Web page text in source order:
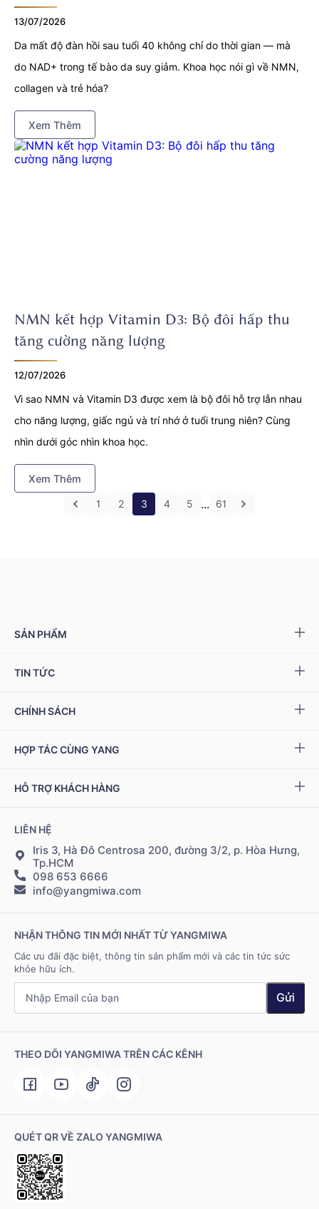
13/07/2026
Da mất độ đàn hồi sau tuổi 40 không chỉ do thời gian — mà
do NAD+ trong tế bào da suy giảm. Khoa học nói gì về NMN,
collagen và trẻ hóa?
Xem Thêm
NMN kết hợp Vitamin D3: Bộ đôi hấp thu
tăng cường năng lượng
12/07/2026
Vì sao NMN và Vitamin D3 được xem là bộ đôi hỗ trợ lẫn nhau
cho năng lượng, giấc ngủ và trí nhớ ở tuổi trung niên? Cùng
nhìn dưới góc nhìn khoa học.
Xem Thêm
1 2 3 4 5 ... 61
SẢN PHẨM
Yang NMN™ 15000 mg
Ziptamin
Bộ kiểm tra NAD +
TIN TỨC
Sự kiện & Ưu đãi
Tuyển dụng
CHÍNH SÁCH
Giải quyết khiếu nại
Điều khoản sử dụng
HỢP TÁC CÙNG YANG
Chính sách đại lý
HỖ TRỢ KHÁCH HÀNG
Đặt hàng & thanh toán
Giao hàng & vận chuyển
Hệ thống điểm bán
LIÊN HỆ
Iris 3, Hà Đô Centrosa 200, đường 3/2, p. Hòa Hưng,
Tp.HCM
098 653 6666
info@yangmiwa.com
NHẬN THÔNG TIN MỚI NHẤT TỪ YANGMIWA
Các ưu đãi đặc biệt, thông tin sản phẩm mới và các tin tức sức
khỏe hữu ích.
Gửi
THEO DÕI YANGMIWA TRÊN CÁC KÊNH
QUÉT QR VỀ ZALO YANGMIWA